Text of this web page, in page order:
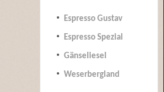
Espresso Gustav
Espresso Spezial
Gänseliesel
Weserbergland